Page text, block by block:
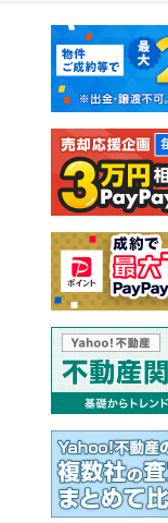
新築マンション
新築一戸建て
注文住宅
売却査定
マンションカタログ